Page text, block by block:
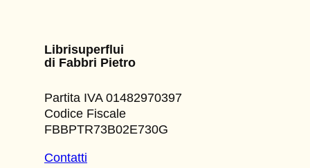
Librisuperflui
di Fabbri Pietro
Partita IVA 01482970397
Codice Fiscale
FBBPTR73B02E730G
Contatti